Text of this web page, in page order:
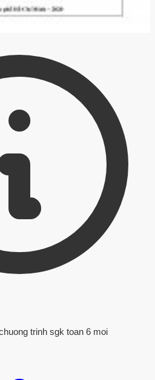
trinh sgk toan 6 moi